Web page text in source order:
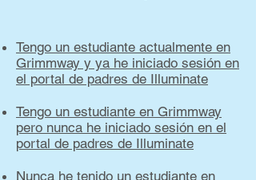
Tengo un estudiante actualmente en
Grimmway y ya he iniciado sesión en
el portal de padres de Illuminate
Tengo un estudiante en Grimmway
pero nunca he iniciado sesión en el
portal de padres de Illuminate
Nunca he tenido un estudiante en